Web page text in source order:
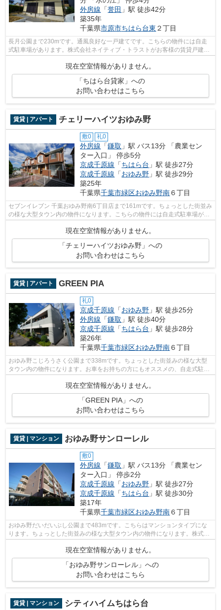
外房線 「誉田 」駅 徒歩42分
築35年
千葉県市原市ちはら台東 ２丁目
長月公園まで230mです。通風良好な一戸建てです。こちらの物件には自走
式駐車場があります。株式会社ネイティブ・トラストがお客様の賃貸戸建て
現在空室情報がありません。
「ちはら台貸家」への
お問い合わせはこちら
賃貸 | アパート チェリーハイツおゆみ野
敷0 礼0
外房線 「鎌取 」駅 バス13分 「農業セン
ター入口」 停歩5分
京成千原線 「ちはら台 」駅 徒歩27分
京成千原線 「おゆみ野 」駅 徒歩29分
築25年
千葉県千葉市緑区おゆみ野南６丁目
セブンイレブン 千葉おゆみ野南6丁目店まで161mです。ちょっとした街並み
の様な大型タウン内の物件になります。こちらの物件には自走式駐車場があ
ります。株式会社ネイティブ・トラス...
現在空室情報がありません。
「チェリーハイツおゆみ野」への
お問い合わせはこちら
賃貸 | アパート GREEN PIA
礼0
京成千原線 「おゆみ野 」駅 徒歩25分
外房線 「鎌取 」駅 徒歩40分
京成千原線 「ちはら台 」駅 徒歩28分
築26年
千葉県千葉市緑区おゆみ野南６丁目
おゆみ野こじろうさく公園まで338mです。ちょっとした街並みの様な大型
タウン内の物件になります。お車をお持ちの方にもオススメの、自走式駐車
現在空室情報がありません。
「GREEN PIA」への
お問い合わせはこちら
賃貸 | マンション おゆみ野サンローレル
敷0
外房線 「鎌取 」駅 バス13分 「農業セン
ター入口」 停歩2分
京成千原線 「おゆみ野 」駅 徒歩27分
京成千原線 「ちはら台 」駅 徒歩30分
築17年
千葉県千葉市緑区おゆみ野南６丁目
おゆみ野だいだいぶし公園まで483mです。こちらはマンションタイプにな
ります。ちょっとした街並みの様な大型タウン内の物件になります。株式会
社ネイティブ・トラストには千葉市緑区...
現在空室情報がありません。
「おゆみ野サンローレル」への
お問い合わせはこちら
賃貸 | マンション シティハイムちはら台